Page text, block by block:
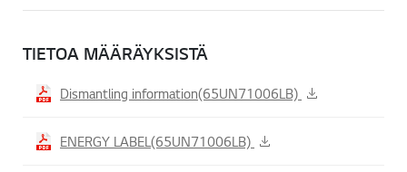
TIETOA MÄÄRÄYKSISTÄ
Dismantling information(65UN71006LB)
ENERGY LABEL(65UN71006LB)